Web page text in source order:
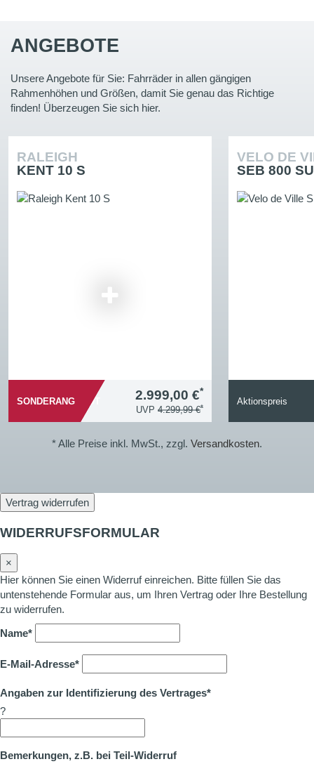
ANGEBOTE
Unsere Angebote für Sie: Fahrräder in allen gängigen
Rahmenhöhen und Größen, damit Sie genau das Richtige
finden! Überzeugen Sie sich hier.
RALEIGH
KENT 10 S
SONDERANGEBOT 2.999,00 €*
UVP 4.299,99 €*
VELO DE
SEB 800
Aktionspreis
* Alle Preise inkl. MwSt., zzgl. Versandkosten.
Vertrag widerrufen
WIDERRUFSFORMULAR
×
Hier können Sie einen Widerruf einreichen. Bitte füllen Sie das
untenstehende Formular aus, um Ihren Vertrag oder Ihre Bestellung
zu widerrufen.
Name*
E-Mail-Adresse*
Angaben zur Identifizierung des Vertrages*
?
Bemerkungen, z.B. bei Teil-Widerruf